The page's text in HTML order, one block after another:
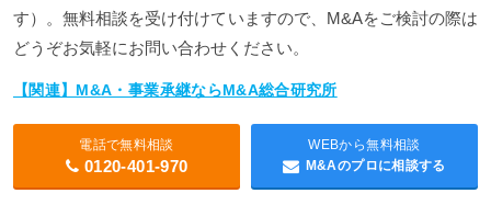
す）。無料相談を受け付けていますので、M&Aをご検討の際は
どうぞお気軽にお問い合わせください。
【関連】M&A・事業承継ならM&A総合研究所
電話で無料相談
0120-401-970
WEBから無料相談
M&Aのプロに相談する